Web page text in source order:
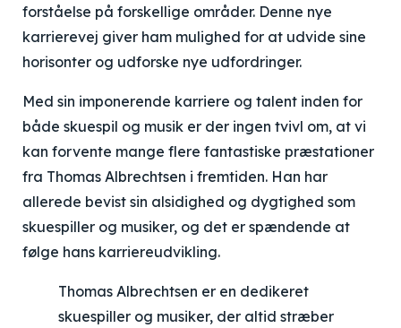
forståelse på forskellige områder. Denne nye
karrierevej giver ham mulighed for at udvide sine
horisonter og udforske nye udfordringer.
Med sin imponerende karriere og talent inden for
både skuespil og musik er der ingen tvivl om, at vi
kan forvente mange flere fantastiske præstationer
fra Thomas Albrechtsen i fremtiden. Han har
allerede bevist sin alsidighed og dygtighed som
skuespiller og musiker, og det er spændende at
følge hans karriereudvikling.
Thomas Albrechtsen er en dedikeret
skuespiller og musiker, der altid stræber